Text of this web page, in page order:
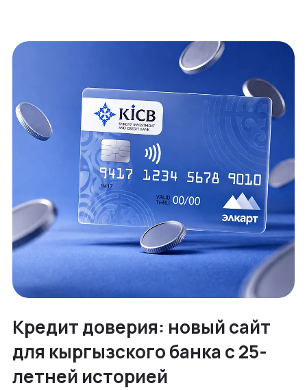
Кредит доверия: новый сайт
для кыргызского банка с 25-
летней историей